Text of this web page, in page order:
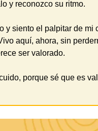
y reconozco su ritmo.
y siento el palpitar de mi
aquí, ahora, sin
ser valorado.
porque sé que es